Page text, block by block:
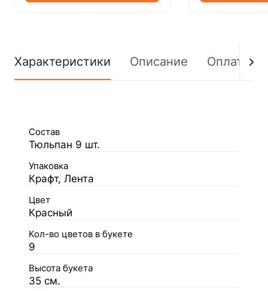
Характеристики Описание Оплата
Состав
Тюльпан 9 шт.
Упаковка
Крафт, Лента
Цвет
Красный
Кол-во цветов в букете
9
Высота букета
35 см.